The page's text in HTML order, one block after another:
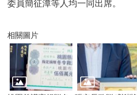
m
r
a
n
s
e
委員簡征潭等人均一同出席。
相關圖片